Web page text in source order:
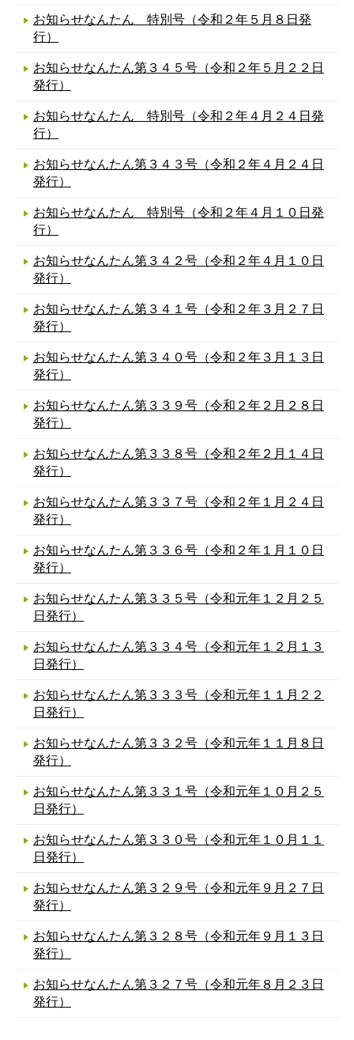
お知らせなんたん 特別号（令和２年５月８日発
行）
お知らせなんたん第３４５号（令和２年５月２２日
発行）
お知らせなんたん 特別号（令和２年４月２４日発
行）
お知らせなんたん第３４３号（令和２年４月２４日
発行）
お知らせなんたん 特別号（令和２年４月１０日発
行）
お知らせなんたん第３４２号（令和２年４月１０日
発行）
お知らせなんたん第３４１号（令和２年３月２７日
発行）
お知らせなんたん第３４０号（令和２年３月１３日
発行）
お知らせなんたん第３３９号（令和２年２月２８日
発行）
お知らせなんたん第３３８号（令和２年２月１４日
発行）
お知らせなんたん第３３７号（令和２年１月２４日
発行）
お知らせなんたん第３３６号（令和２年１月１０日
発行）
お知らせなんたん第３３５号（令和元年１２月２５
日発行）
お知らせなんたん第３３４号（令和元年１２月１３
日発行）
お知らせなんたん第３３３号（令和元年１１月２２
日発行）
お知らせなんたん第３３２号（令和元年１１月８日
発行）
お知らせなんたん第３３１号（令和元年１０月２５
日発行）
お知らせなんたん第３３０号（令和元年１０月１１
日発行）
お知らせなんたん第３２９号（令和元年９月２７日
発行）
お知らせなんたん第３２８号（令和元年９月１３日
発行）
お知らせなんたん第３２７号（令和元年８月２３日
発行）